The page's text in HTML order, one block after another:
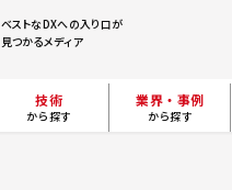
ベストなDXへの入り口が
見つかるメディア
技術
から探す
業界・事例
から探す